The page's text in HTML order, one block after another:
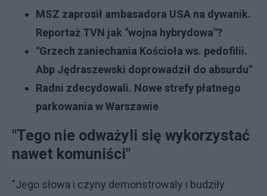
MSZ zaprosił ambasadora USA na dywanik.
Reportaż TVN jak "wojna hybrydowa"?
"Grzech zaniechania Kościoła ws. pedofilii.
Abp Jędraszewski doprowadził do absurdu"
Radni zdecydowali. Nowe strefy płatnego
parkowania w Warszawie
"Tego nie odważyli się wykorzystać
nawet komuniści"
"Jego słowa i czyny demonstrowały i budziły